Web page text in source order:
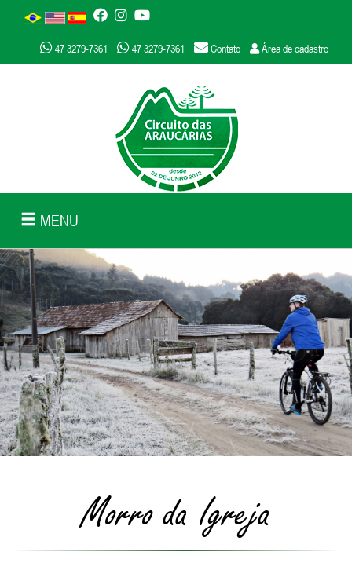
47 3279-7361 47 3279-7361 Contato Área de cadastro
MENU
Morro da Igreja